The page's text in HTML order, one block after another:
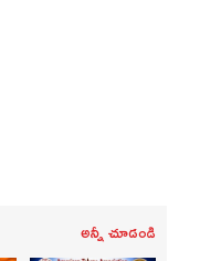
అన్నీ చూడండి